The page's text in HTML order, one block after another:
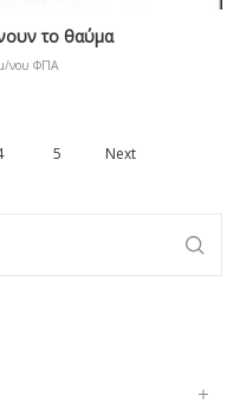
το θαύμα
νου ΦΠΑ
5 Next